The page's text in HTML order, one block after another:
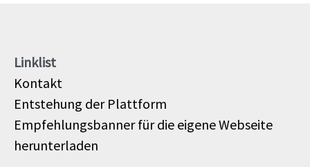
Linklist
Kontakt
Entstehung der Plattform
Empfehlungsbanner für die eigene Webseite
herunterladen